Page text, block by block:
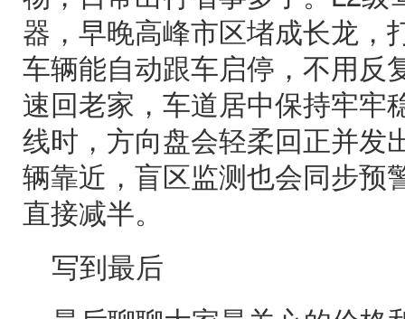
器，早晚高峰市区堵成长龙，
车辆能自动跟车启停，不用反
速回老家，车道居中保持牢牢
线时，方向盘会轻柔回正并发
辆靠近，盲区监测也会同步预
直接减半。
写到最后